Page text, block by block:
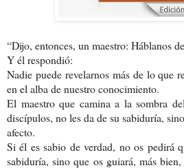
“Dijo, entonces, un maestro: Háblanos
Y él respondió:
Nadie puede revelarnos más de lo que
en el alba de nuestro conocimiento.
El maestro que camina a la sombra
discípulos, no les da de su sabiduría,
afecto.
Si él es sabio de verdad, no os pedirá
sabiduría, sino que os guiará, más